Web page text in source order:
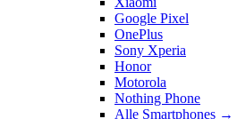
Google Pixel
OnePlus
Sony Xperia
Honor
Motorola
Nothing Phone
Alle Smartphones →